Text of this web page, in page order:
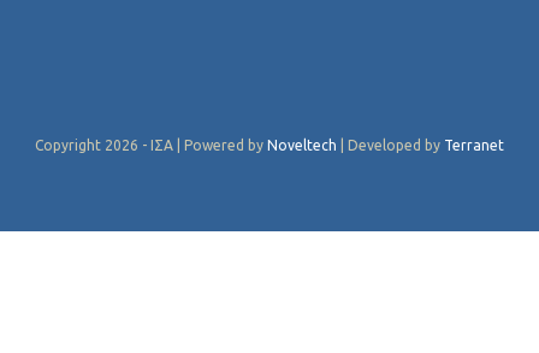
Copyright 2026 - ΙΣΑ | Powered by Noveltech | Developed by Terranet